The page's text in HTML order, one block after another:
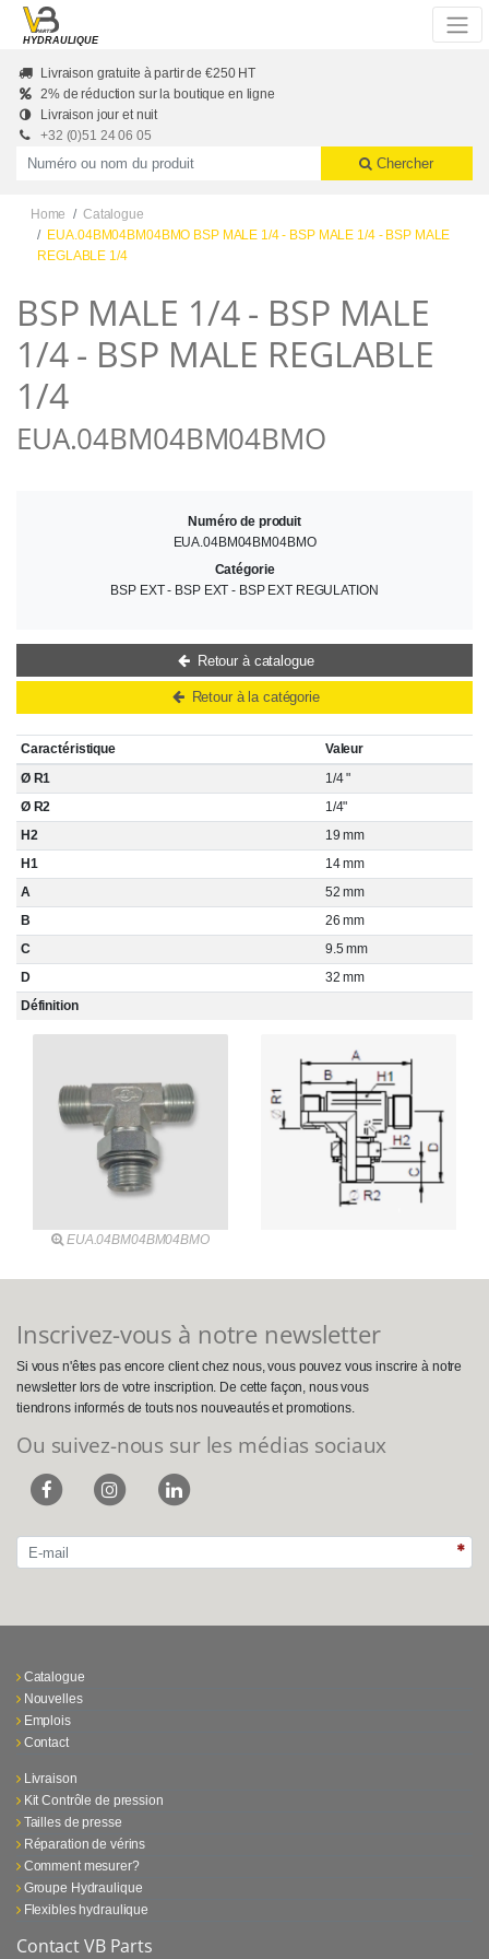
Skip to main content
HYDRAULIQUE
Livraison gratuite à partir de €250 HT
2% de réduction sur la boutique en ligne
Livraison jour et nuit
+32 (0)51 24 06 05
Productnummer of naam
Chercher
Home
Catalogue
EUA.04BM04BM04BMO BSP MALE 1/4 - BSP MALE 1/4 - BSP MALE
REGLABLE 1/4
BSP MALE 1/4 - BSP MALE
1/4 - BSP MALE REGLABLE
1/4
EUA.04BM04BM04BMO
Caractéristique
Valeur
Ø R1
1/4 "
Ø R2
1/4"
H2
19 mm
H1
14 mm
A
52 mm
B
26 mm
C
9.5 mm
D
32 mm
Définition
EUA.04BM04BM04BMO
Numéro de produit
EUA.04BM04BM04BMO
Catégorie
BSP EXT - BSP EXT - BSP EXT REGULATION
Retour à catalogue
Retour à la catégorie
Inscrivez-vous à notre newsletter
Si vous n'êtes pas encore client chez nous, vous pouvez vous inscrire à notre
newsletter lors de votre inscription. De cette façon, nous vous
tiendrons informés de touts nos nouveautés et promotions.
Ou suivez-nous sur les médias sociaux
Catalogue
Nouvelles
Emplois
Contact
Livraison
Kit Contrôle de pression
Tailles de presse
Réparation de vérins
Comment mesurer?
Groupe Hydraulique
Flexibles hydraulique
Contact VB Parts